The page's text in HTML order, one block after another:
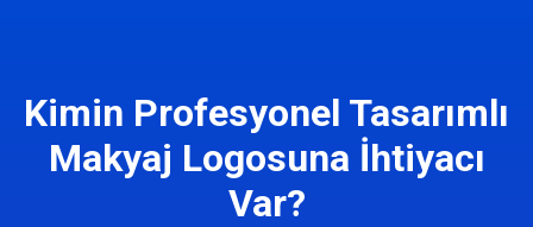
Kimin Profesyonel Tasarımlı
Makyaj Logosuna İhtiyacı
Var?